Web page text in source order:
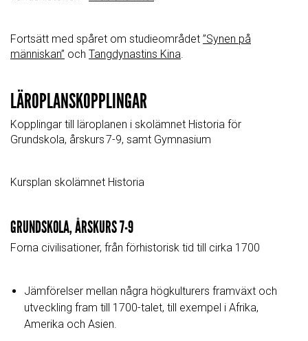
Fortsätt med spåret om studieområdet ”Synen på
människan” och Tangdynastins Kina.
LÄROPLANSKOPPLINGAR
Kopplingar till läroplanen i skolämnet Historia för
Grundskola, årskurs7-9, samt Gymnasium
Kursplan skolämnet Historia
GRUNDSKOLA, ÅRSKURS7-9
Forna civilisationer, från förhistorisk tid till cirka 1700
Jämförelser mellan några högkulturers framväxt och
utveckling fram till 1700-talet, till exempel i Afrika,
Amerika och Asien.